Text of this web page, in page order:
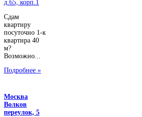
Сдам
квартиру
посуточно 1-к
квартира 40
м?
Возможно...
Подробнее »
Москва
Волков
переулок, 5